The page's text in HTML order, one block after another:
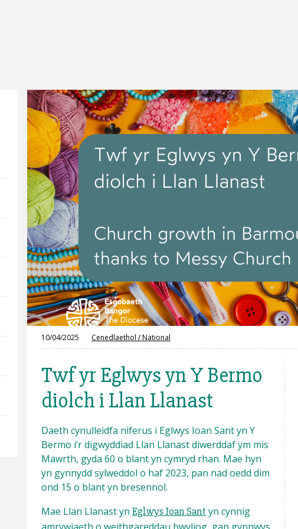
10/04/2025 Cenedlaethol /National
Twf yr Eglwys yn Y Bermo
diolch i Llan Llanast
Daeth cynulleidfa niferus i Eglwys Ioan Sant yn Y
Bermo i’r digwyddiad Llan Llanast diwerddaf ym mis
Mawrth, gyda 60 o blant yn cymryd rhan. Mae hyn
yn gynnydd sylweddol o haf 2023, pan nad oedd dim
ond 15 o blant yn bresennol.
Mae Llan Llanast yn Eglwys Ioan Sant yn cynnig